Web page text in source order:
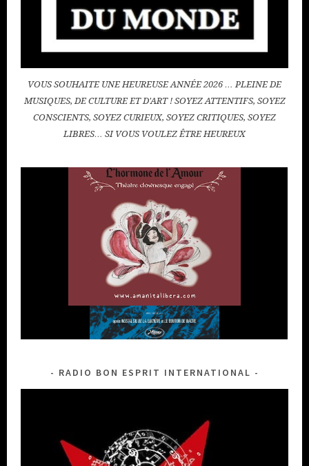
VOUS SOUHAITE UNE HEUREUSE ANNÉE 2026 … PLEINE DE
MUSIQUES, DE CULTURE ET D'ART ! SOYEZ ATTENTIFS, SOYEZ
CONSCIENTS, SOYEZ CURIEUX, SOYEZ CRITIQUES, SOYEZ
LIBRES… SI VOUS VOULEZ ÊTRE HEUREUX
RADIO BON ESPRIT INTERNATIONAL